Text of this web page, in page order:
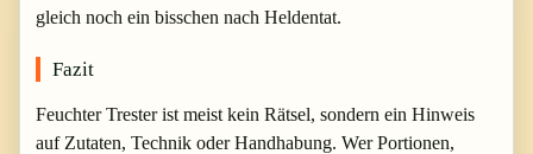
gleich noch ein bisschen nach Heldentat.
Fazit
Feuchter Trester ist meist kein Rätsel, sondern ein Hinweis
auf Zutaten, Technik oder Handhabung. Wer Portionen,